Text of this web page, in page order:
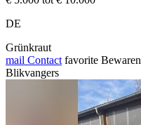
DE
Grünkraut
mail Contact favorite Bewaren
Blikvangers